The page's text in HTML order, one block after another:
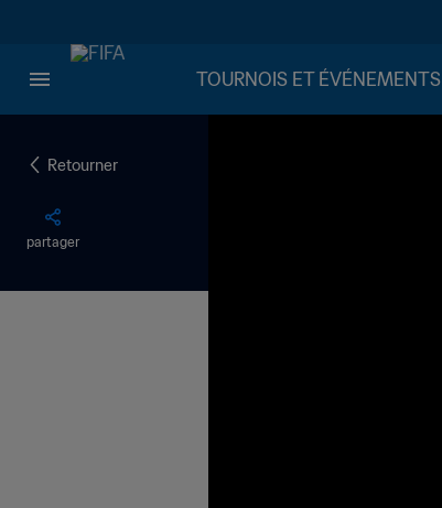
TOURNOIS ET ÉVÉNEMENTS
Retourner
partager